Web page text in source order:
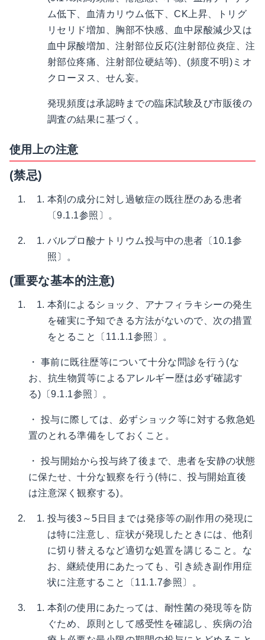
ム低下、血清カリウム低下、CK上昇、トリグ
リセリド増加、胸部不快感、血中尿酸減少又は
血中尿酸増加、注射部位反応(注射部位炎症、注
射部位疼痛、注射部位硬結等)、(頻度不明)ミオ
クローヌス、せん妄。
発現頻度は承認時までの臨床試験及び市販後の
調査の結果に基づく。
使用上の注意
(禁忌)
本剤の成分に対し過敏症の既往歴のある患者
〔9.1.1参照〕。
バルプロ酸ナトリウム投与中の患者〔10.1参
照〕。
(重要な基本的注意)
本剤によるショック、アナフィラキシーの発生
を確実に予知できる方法がないので、次の措置
をとること〔11.1.1参照〕。
・ 事前に既往歴等について十分な問診を行う(な
お、抗生物質等によるアレルギー歴は必ず確認す
る)〔9.1.1参照〕。
・ 投与に際しては、必ずショック等に対する救急処
置のとれる準備をしておくこと。
・ 投与開始から投与終了後まで、患者を安静の状態
に保たせ、十分な観察を行う(特に、投与開始直後
は注意深く観察する)。
投与後3～5日目までは発疹等の副作用の発現に
は特に注意し、症状が発現したときには、他剤
に切り替えるなど適切な処置を講じること。な
お、継続使用にあたっても、引き続き副作用症
状に注意すること〔11.1.7参照〕。
本剤の使用にあたっては、耐性菌の発現等を防
ぐため、原則として感受性を確認し、疾病の治